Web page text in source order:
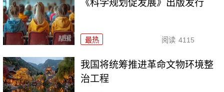
《科学规划促发展》出版发行
最热 阅读 4115
我国将统筹推进革命文物环境整
治工程